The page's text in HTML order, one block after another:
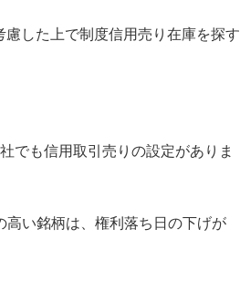
した上で制度信用売り在庫を探す
でも信用取引売りの設定がありま
い銘柄は、権利落ち日の下げが